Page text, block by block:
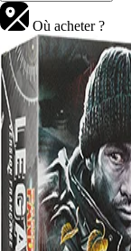
Où acheter ?